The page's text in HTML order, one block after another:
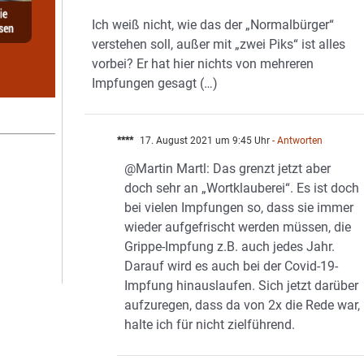
Ich weiß nicht, wie das der „Normalbürger“
verstehen soll, außer mit „zwei Piks“ ist alles
vorbei? Er hat hier nichts von mehreren
Impfungen gesagt (…)
**** 17. August 2021 um 9:45 Uhr - Antworten
@Martin Martl: Das grenzt jetzt aber
doch sehr an „Wortklauberei“. Es ist doch
bei vielen Impfungen so, dass sie immer
wieder aufgefrischt werden müssen, die
Grippe-Impfung z.B. auch jedes Jahr.
Darauf wird es auch bei der Covid-19-
Impfung hinauslaufen. Sich jetzt darüber
aufzuregen, dass da von 2x die Rede war,
halte ich für nicht zielführend.